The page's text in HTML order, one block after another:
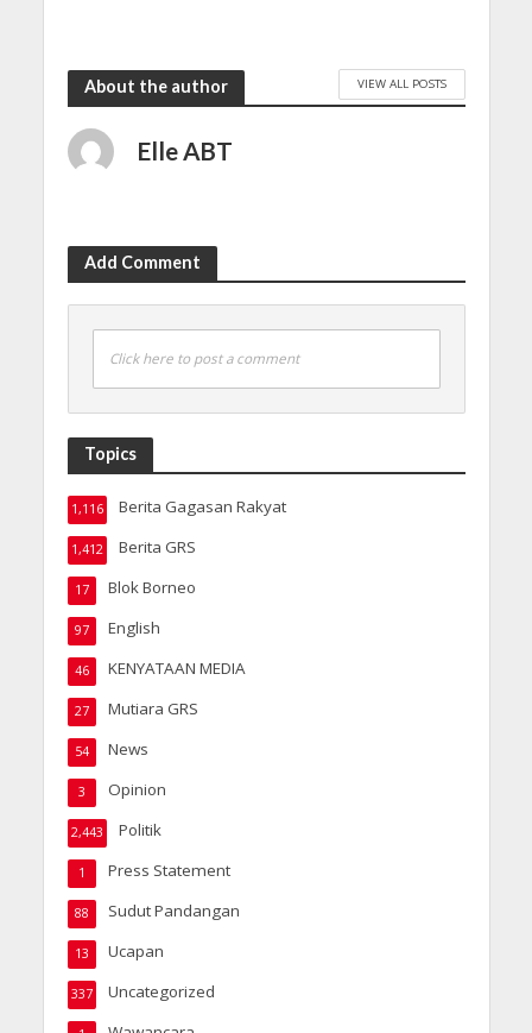
About the author VIEW ALL POSTS
Elle ABT
Add Comment
Click here to post a comment
Topics
Berita Gagasan Rakyat
1,116
Berita GRS
1,412
Blok Borneo
17
English
97
KENYATAAN MEDIA
46
Mutiara GRS
27
News
54
Opinion
3
Politik
2,443
Press Statement
1
Sudut Pandangan
88
Ucapan
13
Uncategorized
337